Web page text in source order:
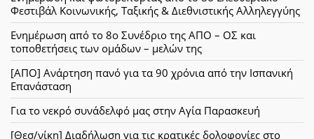
Φεστιβάλ Κοινωνικής, Ταξικής & Διεθνιστικής Αλληλεγγύης
Ενημέρωση από το 8ο Συνέδριο της ΑΠΟ – ΟΣ και
τοποθετήσεις των ομάδων – μελών της
[ΑΠΟ] Ανάρτηση πανό για τα 90 χρόνια από την Ισπανική
Επανάσταση
Για το νεκρό συνάδελφό μας στην Αγία Παρασκευή
[Θεσ/νίκη] Διαδήλωση για τις κρατικές δολοφονίες στο